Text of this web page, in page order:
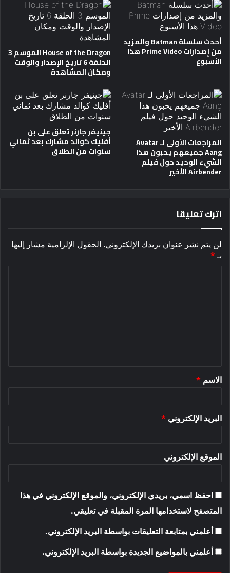
أحدث سلسلة Batman والمزيد
من إصدارات Prime Video هذا
الأسبوع
House of the Dragon الموسم 3
الحلقة 6 تاريخ الإصدار والوقت
ومكان المشاهدة
المراجعات الأولى لـ Avatar
Aang جميعهم يحبون هذا
الشيء الوحيد حول فيلم
Airbender الأخير
جينيفر جارنر تعلق على بن
أفليك كوالد مشارك بعد ثماني
سنوات من الطلاق
اترك تعليقاً
لن يتم نشر عنوان بريدك الإلكتروني. الحقول الإلزامية مشار إليها
بـ*
*
الاسم *
البريد الإلكتروني *
الموقع الإلكتروني
احفظ اسمي، بريدي الإلكتروني، والموقع الإلكتروني في هذا
المتصفح لاستخدامها المرة المقبلة في تعليقي.
أعلمني بمتابعة التعليقات بواسطة البريد الإلكتروني.
أعلمني بالمواضيع الجديدة بواسطة البريد الإلكتروني.